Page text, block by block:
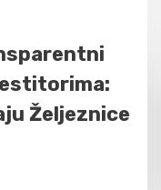
Željeznice